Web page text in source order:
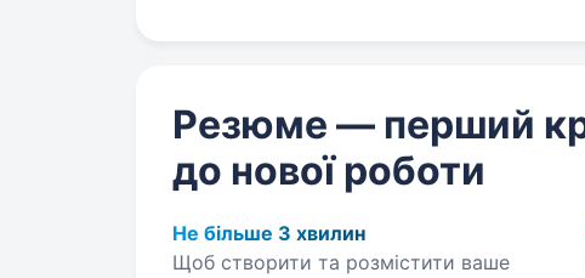
Резюме — перший
до нової роботи
Не більше 3 хвилин
Щоб створити та розмістити ваше